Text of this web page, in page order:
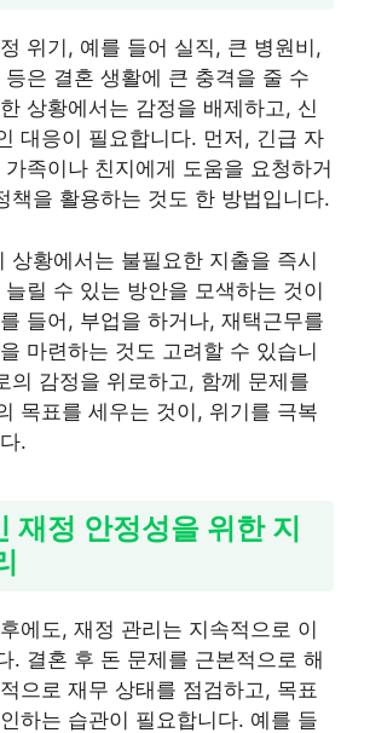
위기, 예를 들어 실직, 큰 병원비,
은 결혼 생활에 큰 충격을 줄 수
상황에서는 감정을 배제하고, 신
대응이 필요합니다. 먼저, 긴급 자
족이나 친지에게 도움을 요청하거
책을 활용하는 것도 한 방법입니다.
상황에서는 불필요한 지출을 즉시
릴 수 있는 방안을 모색하는 것이
들어, 부업을 하거나, 재택근무를
마련하는 것도 고려할 수 있습니
의 감정을 위로하고, 함께 문제를
목표를 세우는 것이, 위기를 극복
.
재정 안정성을 위한 지
에도, 재정 관리는 지속적으로 이
. 결혼 후 돈 문제를 근본적으로 해
으로 재무 상태를 점검하고, 목표
하는 습관이 필요합니다. 예를 들